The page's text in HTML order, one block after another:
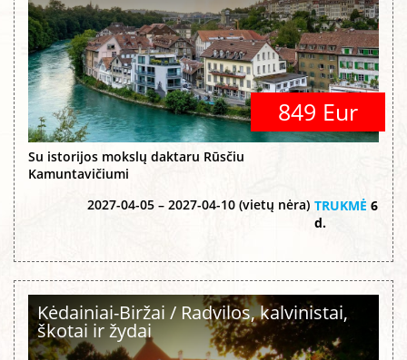
849 Eur
Su istorijos mokslų daktaru Rūsčiu
Kamuntavičiumi
2027-04-05 – 2027-04-10 (vietų nėra) TRUKMĖ 6
d.
Kėdainiai-Biržai / Radvilos, kalvinistai,
škotai ir žydai